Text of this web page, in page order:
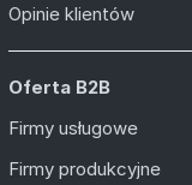
Opinie klientów
Oferta B2B
Firmy usługowe
Firmy produkcyjne